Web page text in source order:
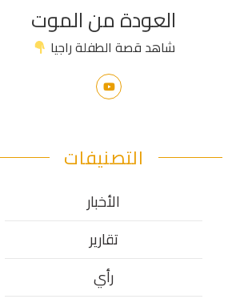
العودة من الموت
شاهد قصة الطفلة راجيا
التصنيفات
الأخبار
تقارير
رأي